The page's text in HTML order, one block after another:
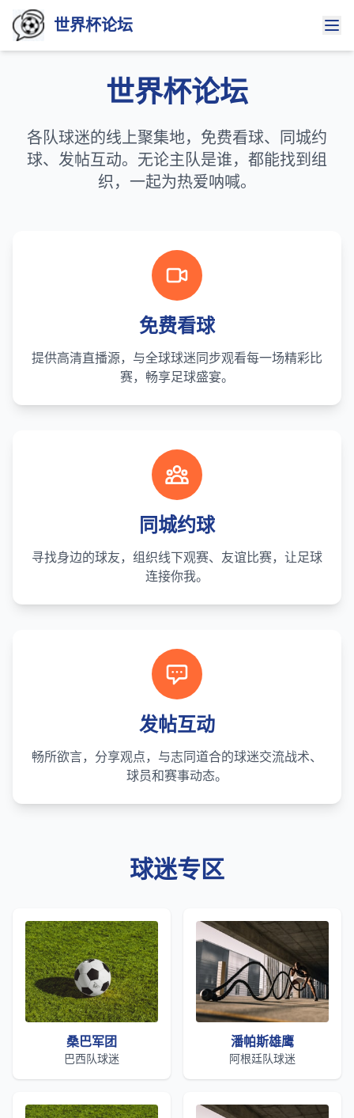
世界杯论坛
世界杯论坛
各队球迷的线上聚集地，免费看球、同城约
球、发帖互动。无论主队是谁，都能找到组
织，一起为热爱呐喊。
免费看球
提供高清直播源，与全球球迷同步观看每一场精彩比
赛，畅享足球盛宴。
同城约球
寻找身边的球友，组织线下观赛、友谊比赛，让足球
连接你我。
发帖互动
畅所欲言，分享观点，与志同道合的球迷交流战术、
球员和赛事动态。
球迷专区
桑巴军团
巴西队球迷
潘帕斯雄鹰
阿根廷队球迷